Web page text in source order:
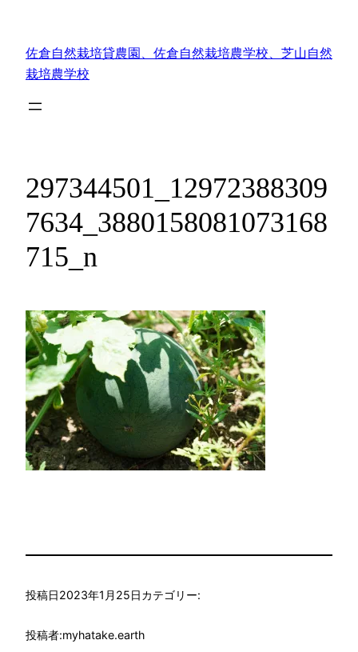
佐倉自然栽培貸農園、佐倉自然栽培農学校、芝山自然
栽培農学校
297344501_12972388309
7634_3880158081073168
715_n
投稿日2023年1月25日カテゴリー:
投稿者:myhatake.earth